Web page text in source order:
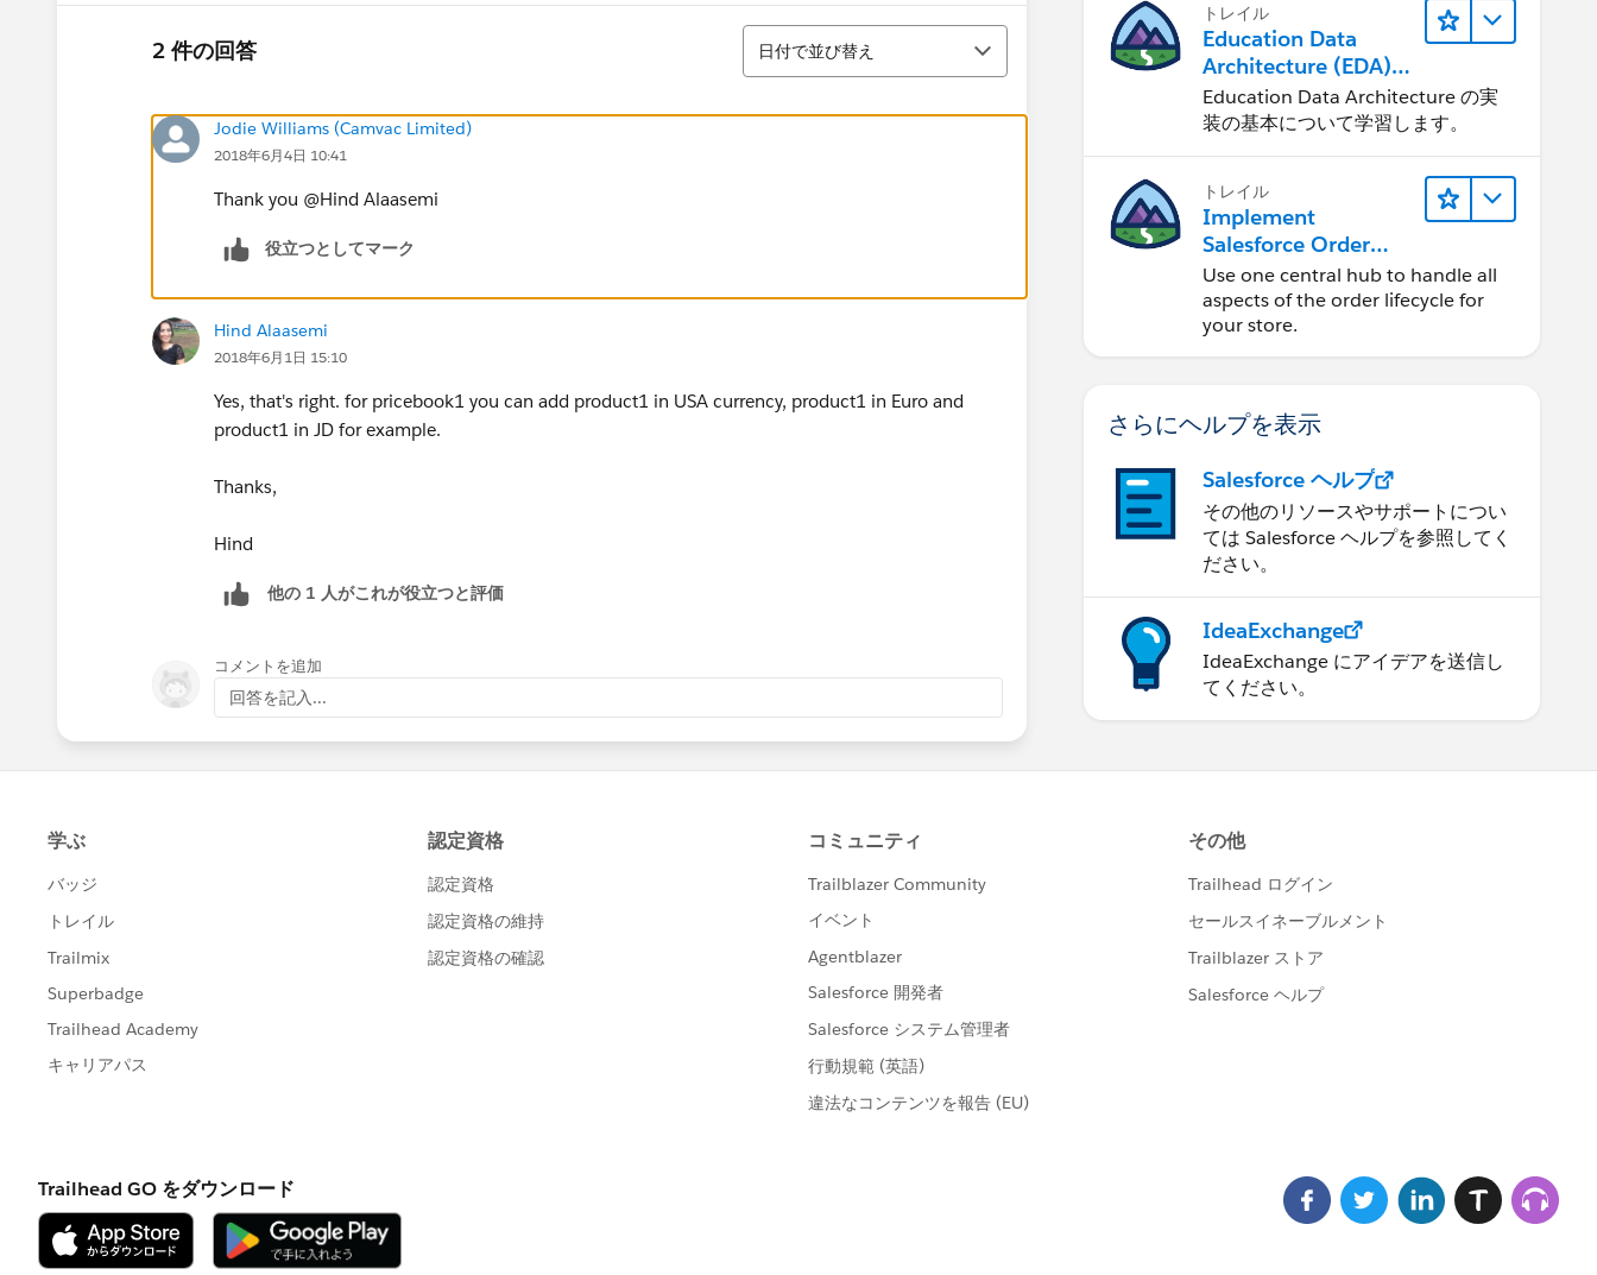
2 件の回答
並び替え
日付で並び替え
Jodie Williams (Camvac Limited)
2018年6月4日 10:41
Thank you @Hind Alaasemi
役立つとしてマーク
Hind Alaasemi
2018年6月1日 15:10
Yes, that's right. for pricebook1 you can add product1 in USA currency, product1 in Euro and
product1 in JD for example.
Thanks,
Hind
他の 1 人がこれが役立つと評価
コメントを追加
回答を記入...
トレイル
Education Data
Architecture (EDA)
の管理
Education Data Architecture の実
装の基本について学習します。
トレイル
Implement
Salesforce Order
Management with a
B2B, B2C, or B2B2C
Commerce Store
Use one central hub to handle all
aspects of the order lifecycle for
your store.
さらにヘルプを表示
Salesforce ヘルプ
その他のリソースやサポートについ
ては Salesforce ヘルプを参照してく
ださい。
IdeaExchange
IdeaExchange にアイデアを送信し
てください。